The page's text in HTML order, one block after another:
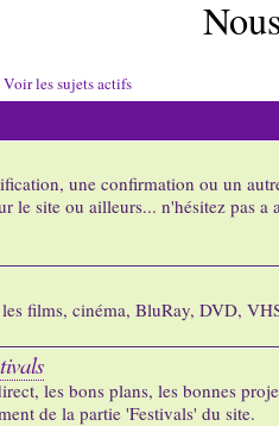
Voir les sujets actifs
une confirmation ou un
le site ou ailleurs... n'hésitez pas a
films, cinéma, BluRay, DVD,
les bons plans, les bonnes
de la partie 'Festivals' du site.